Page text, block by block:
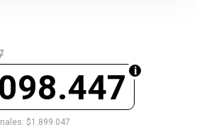
$1.899.047